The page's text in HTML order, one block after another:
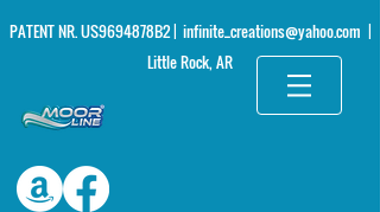
PATENT NR. US9694878B2 | infinite_creations@yahoo.com |
Little Rock, AR